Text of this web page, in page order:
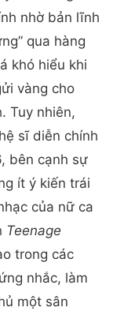
khả năng
nhờ bản lĩnh
qua hàng
khó hiểu khi
vàng cho
Tuy nhiên,
sĩ diễn chính
bên cạnh sự
ít ý kiến trái
của nữ ca
Teenage
trong các
nhắc, làm
một sân